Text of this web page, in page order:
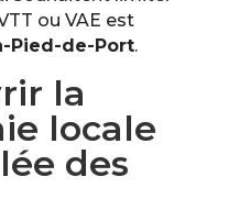
ou VAE est
Pied-de-Port.
la
locale
des